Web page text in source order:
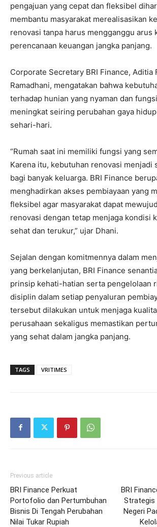
pengajuan yang cepat dan fleksibel
membantu masyarakat merealisasikan
renovasi tanpa harus mengganggu arus
perencanaan keuangan jangka panjang.
Corporate Secretary BRI Finance, Aditia
Ramadhani, mengatakan bahwa
terhadap hunian yang nyaman dan
meningkat seiring perubahan gaya
sehari-hari.
“Rumah saat ini memiliki fungsi yang
Karena itu, kebutuhan renovasi menjadi
bagi banyak keluarga. BRI Finance
menghadirkan akses pembiayaan yang
fleksibel agar masyarakat dapat
renovasi dengan tetap menjaga kondisi
sehat dan terukur,” ujar Dhani.
Sejalan dengan komitmennya dalam
yang berkelanjutan, BRI Finance
prinsip kehati-hatian serta pengelolaan
disiplin dalam setiap penyaluran
tersebut dilakukan untuk menjaga
perusahaan sekaligus memastikan
yang sehat dalam jangka panjang.
TAGS VRITIMES
Previous article
BRI Finance Perkuat
Portofolio dan Pertumbuhan
Bisnis Di Tengah Perubahan
Nilai Tukar Rupiah
BRI
Strategis
Negeri